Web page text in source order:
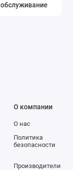
обслуживание
О компании
О нас
Политика
безопасности
Производители